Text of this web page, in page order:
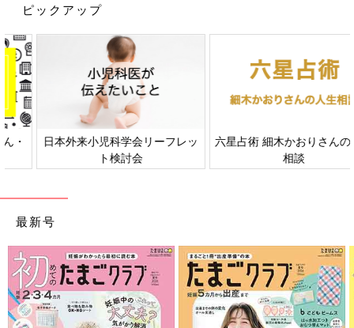
1歳9ヶ月児のやることなすこと、どうしてこんなに愉快なんでし
ょう……
チラっと目だけでこちらの様子をうかがってくるのが面白くて、
笑いを堪えられませんでした。
ぼくがしょんぼりしてるところちゃんと見てるかな？ って確認
してるんでしょうか？
ピックアップ
日本外来小児科学会リーフレッ
ト検討会
六星占術 細木かおりさんの人生
最新号